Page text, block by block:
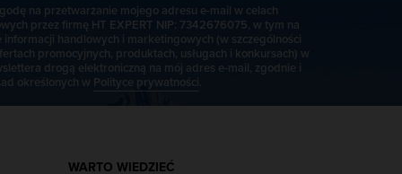
na przetwarzanie mojego adresu e-mail w celach
przez firmę HT EXPERT NIP: 7342676075, w tym na
informacji handlowych i marketingowych (w szczególności
promocyjnych, produktach, usługach i konkursach) w
drogą elektroniczną na mój adres e-mail, zgodnie i
określonych w Polityce prywatności.
WARTO WIEDZIEĆ